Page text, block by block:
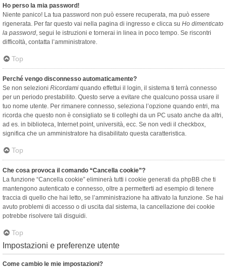
Ho perso la mia password!
Niente panico! La tua password non può essere recuperata, ma può essere
rigenerata. Per far questo vai nella pagina di ingresso e clicca su Ho dimenticato
la password, segui le istruzioni e tornerai in linea in poco tempo. Se riscontri
difficoltà, contatta l’amministratore.
Top
Perché vengo disconnesso automaticamente?
Se non selezioni Ricordami quando effettui il login, il sistema ti terrà connesso
per un periodo prestabilito. Questo serve a evitare che qualcuno possa usare il
tuo nome utente. Per rimanere connesso, seleziona l’opzione quando entri, ma
ricorda che questo non è consigliato se ti colleghi da un PC usato anche da altri,
ad es. in biblioteca, Internet point, università, ecc. Se non vedi il checkbox,
significa che un amministratore ha disabilitato questa caratteristica.
Top
Che cosa provoca il comando “Cancella cookie”?
La funzione “Cancella cookie” eliminerà tutti i cookie generati da phpBB che ti
mantengono autenticato e connesso, oltre a permetterti ad esempio di tenere
traccia di quello che hai letto, se l’amministrazione ha attivato la funzione. Se hai
avuto problemi di accesso o di uscita dal sistema, la cancellazione dei cookie
potrebbe risolvere tali disguidi.
Top
Impostazioni e preferenze utente
Come cambio le mie impostazioni?